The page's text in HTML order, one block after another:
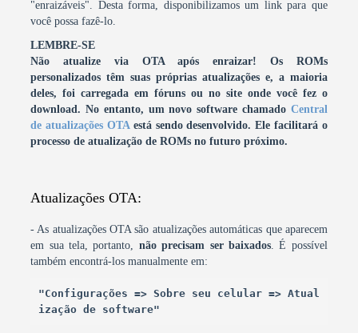
"enraizáveis". Desta forma, disponibilizamos um link para que
você possa fazê-lo.
LEMBRE-SE
Não atualize via OTA após enraizar! Os ROMs
personalizados têm suas próprias atualizações e, a maioria
deles, foi carregada em fóruns ou no site onde você fez o
download. No entanto, um novo software chamado Central
de atualizações OTAestá sendo desenvolvido. Ele facilitará o
processo de atualização de ROMs no futuro próximo.
Atualizações OTA:
- As atualizações OTA são atualizações automáticas que aparecem
em sua tela, portanto, não precisam ser baixados. É possível
também encontrá-los manualmente em:
"Configurações => Sobre seu celular => Atual
ização de software"